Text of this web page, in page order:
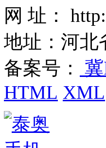
网 址：
地址：河北
备案号：
HTML XML